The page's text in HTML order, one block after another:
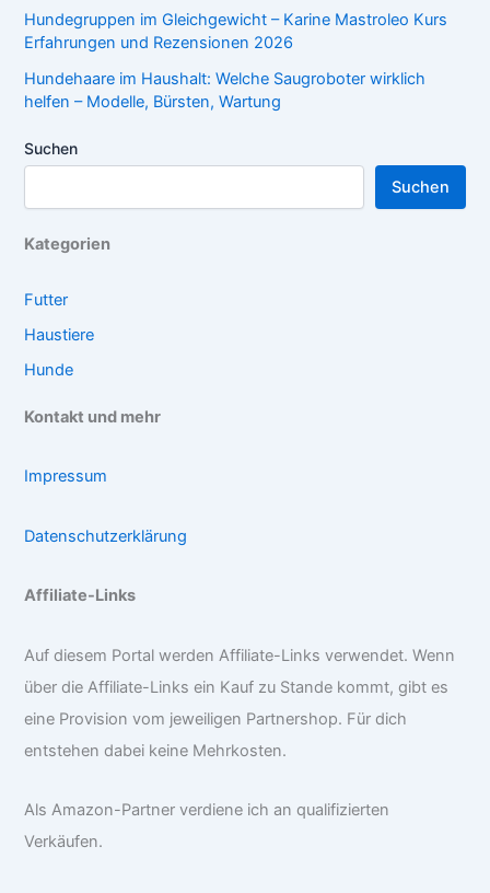
Hundegruppen im Gleichgewicht – Karine Mastroleo Kurs
Erfahrungen und Rezensionen 2026
Hundehaare im Haushalt: Welche Saugroboter wirklich
helfen – Modelle, Bürsten, Wartung
Suchen
Suchen
Kategorien
Futter
Haustiere
Hunde
Kontakt und mehr
Impressum
Datenschutzerklärung
Affiliate-Links
Auf diesem Portal werden Affiliate-Links verwendet. Wenn
über die Affiliate-Links ein Kauf zu Stande kommt, gibt es
eine Provision vom jeweiligen Partnershop. Für dich
entstehen dabei keine Mehrkosten.
Als Amazon-Partner verdiene ich an qualifizierten
Verkäufen.